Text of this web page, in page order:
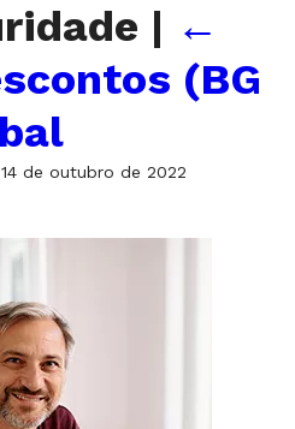
| ←
(BG
14 de outubro de 2022